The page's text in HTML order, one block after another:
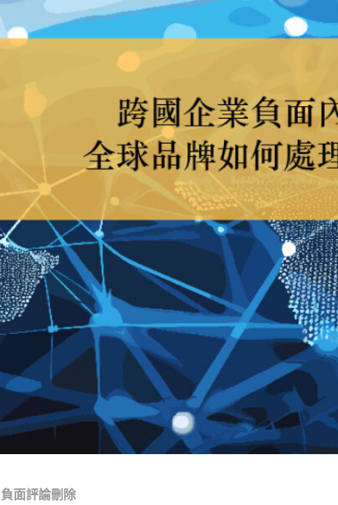
負面評論刪除